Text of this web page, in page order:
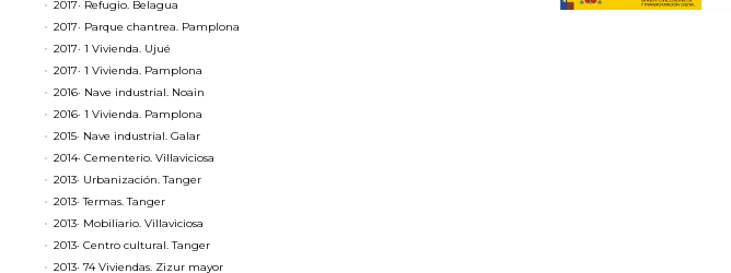
2017· Refugio. Belagua
2017· Parque chantrea. Pamplona
2017· 1 Vivienda. Ujué
2017· 1 Vivienda. Pamplona
2016· Nave industrial. Noain
2016· 1 Vivienda. Pamplona
2015· Nave industrial. Galar
2014· Cementerio. Villaviciosa
2013· Urbanización. Tanger
2013· Termas. Tanger
2013· Mobiliario. Villaviciosa
2013· Centro cultural. Tanger
2013· 74 Viviendas. Zizur mayor